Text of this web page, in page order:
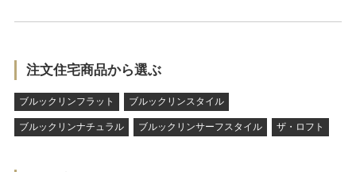
注文住宅商品から選ぶ
ブルックリンフラット ブルックリンスタイル
ブルックリンナチュラル ブルックリンサーフスタイル ザ・ロフト